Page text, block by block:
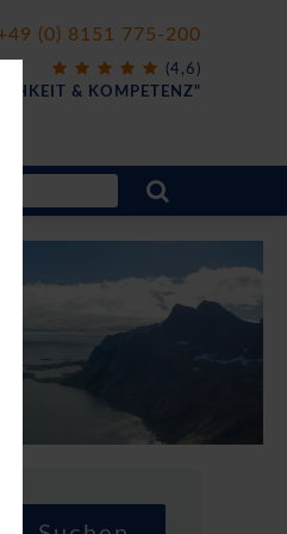
(0) 8151 775-200
(4,6)
& KOMPETENZ"
X